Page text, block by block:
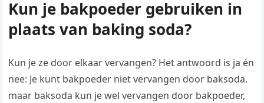
Kun je bakpoeder gebruiken in
plaats van baking soda?
Kun je ze door elkaar vervangen? Het antwoord is ja én
nee: Je kunt bakpoeder niet vervangen door baksoda.
maar baksoda kun je wel vervangen door bakpoeder,